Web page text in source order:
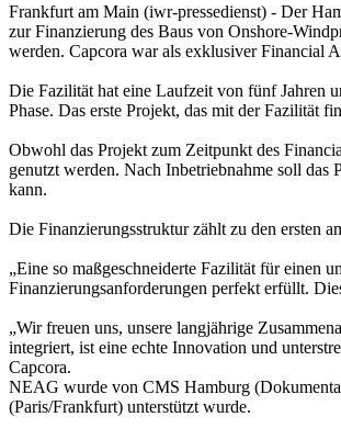
Frankfurt am Main (iwr-pressedienst) - Der
zur Finanzierung des Baus von Onshore-
werden. Capcora war als exklusiver Financial
Die Fazilität hat eine Laufzeit von fünf Jahren
Phase. Das erste Projekt, das mit der Fazilität
Obwohl das Projekt zum Zeitpunkt des
genutzt werden. Nach Inbetriebnahme soll
kann.
Die Finanzierungsstruktur zählt zu den ersten
„Eine so maßgeschneiderte Fazilität für einen
Finanzierungsanforderungen perfekt erfüllt.
„Wir freuen uns, unsere langjährige
integriert, ist eine echte Innovation und
Capcora.
NEAG wurde von CMS Hamburg
(Paris/Frankfurt) unterstützt wurde.